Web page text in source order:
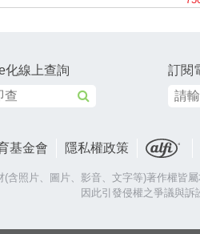
化線上查詢
訂閱
基金會 隱私權政策
(含照片、圖片、影音、文字等)著作權皆
因此引發侵權之爭議與訴